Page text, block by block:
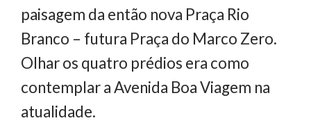
paisagem da então nova Praça Rio
Branco – futura Praça do Marco Zero.
Olhar os quatro prédios era como
contemplar a Avenida Boa Viagem na
atualidade.